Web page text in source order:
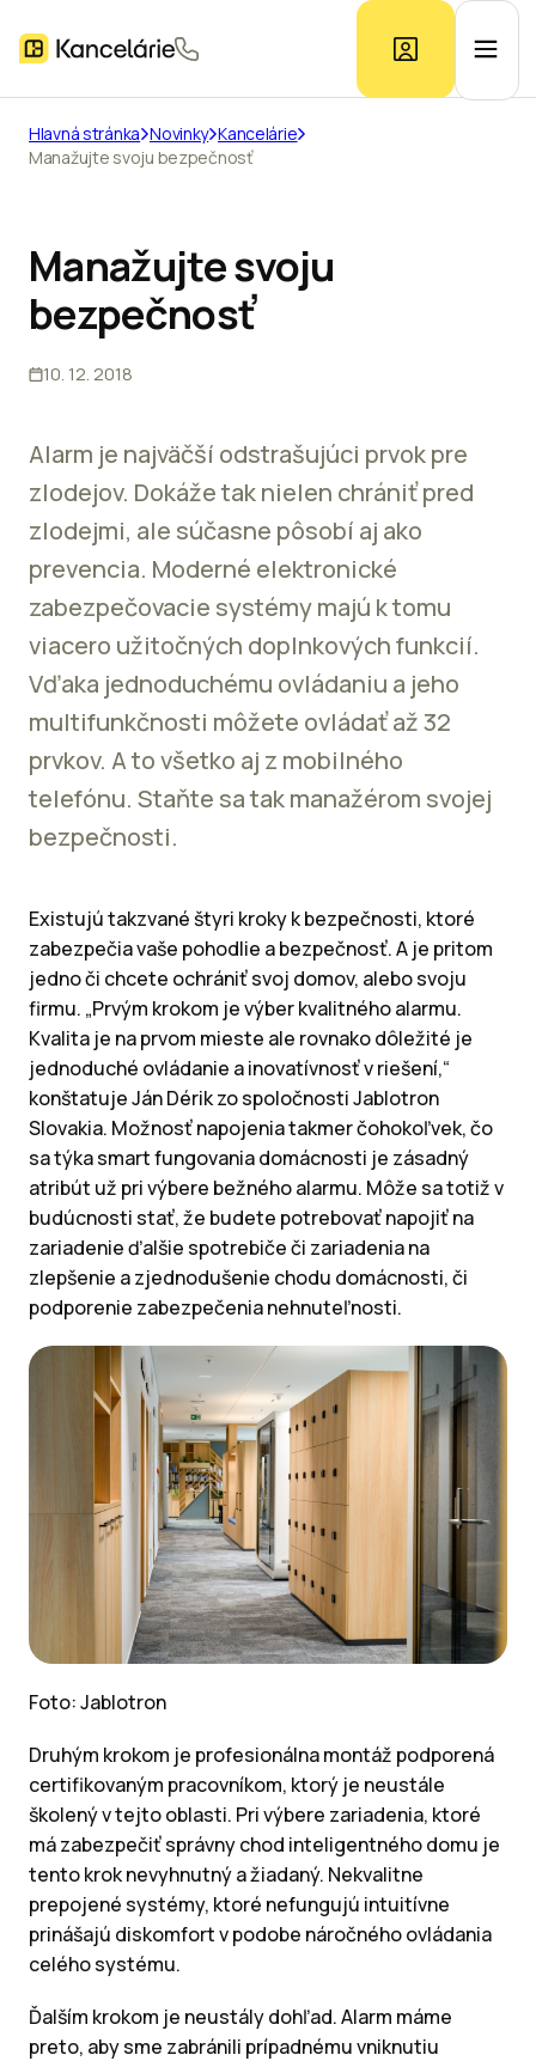
Prieskum trhu
Hlavná stránka Novinky Kancelárie
Manažujte svoju bezpečnosť
Manažujte svoju
bezpečnosť
10. 12. 2018
Alarm je najväčší odstrašujúci prvok pre
zlodejov. Dokáže tak nielen chrániť pred
zlodejmi, ale súčasne pôsobí aj ako
prevencia. Moderné elektronické
zabezpečovacie systémy majú k tomu
viacero užitočných doplnkových funkcií.
Vďaka jednoduchému ovládaniu a jeho
multifunkčnosti môžete ovládať až 32
prvkov. A to všetko aj z mobilného
telefónu. Staňte sa tak manažérom svojej
bezpečnosti.
Existujú takzvané štyri kroky k bezpečnosti, ktoré
zabezpečia vaše pohodlie a bezpečnosť. A je pritom
jedno či chcete ochrániť svoj domov, alebo svoju
firmu. „Prvým krokom je výber kvalitného alarmu.
Kvalita je na prvom mieste ale rovnako dôležité je
jednoduché ovládanie a inovatívnosť v riešení,“
konštatuje Ján Dérik zo spoločnosti Jablotron
Slovakia. Možnosť napojenia takmer čohokoľvek, čo
sa týka smart fungovania domácnosti je zásadný
atribút už pri výbere bežného alarmu. Môže sa totiž v
budúcnosti stať, že budete potrebovať napojiť na
zariadenie ďalšie spotrebiče či zariadenia na
zlepšenie a zjednodušenie chodu domácnosti, či
podporenie zabezpečenia nehnuteľnosti.
Foto: Jablotron
Druhým krokom je profesionálna montáž podporená
certifikovaným pracovníkom, ktorý je neustále
školený v tejto oblasti. Pri výbere zariadenia, ktoré
má zabezpečiť správny chod inteligentného domu je
tento krok nevyhnutný a žiadaný. Nekvalitne
prepojené systémy, ktoré nefungujú intuitívne
prinášajú diskomfort v podobe náročného ovládania
celého systému.
Ďalším krokom je neustály dohľad. Alarm máme
preto, aby sme zabránili prípadnému vniknutiu